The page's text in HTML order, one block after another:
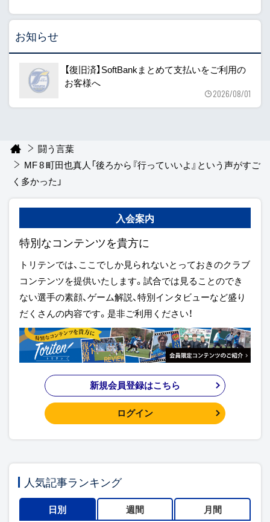
お知らせ
【復旧済】SoftBankまとめて支払いをご利用の
お客様へ
2026/08/01
闘う言葉
MF 8 町田也真人「後ろから『行っていいよ』という声がすご
く多かった」
入会案内
特別なコンテンツを貴方に
トリテンでは、ここでしか見られないとっておきのクラブ
コンテンツを提供いたします。試合では見ることのでき
ない選手の素顔、ゲーム解説、特別インタビューなど盛り
だくさんの内容です。是非ご利用ください！
新規会員登録はこちら
ログイン
人気記事ランキング
日別 週間 月間